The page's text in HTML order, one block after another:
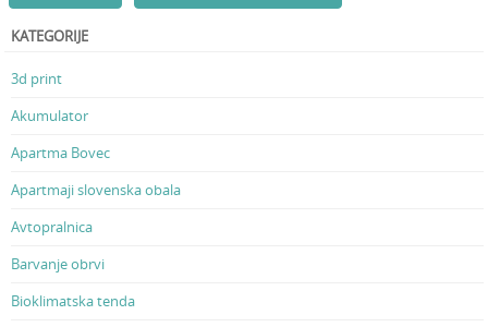
KATEGORIJE
3d print
Akumulator
Apartma Bovec
Apartmaji slovenska obala
Avtopralnica
Barvanje obrvi
Bioklimatska tenda